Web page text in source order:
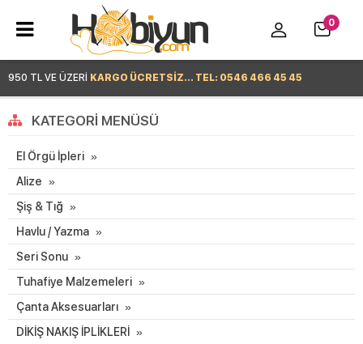
950 TL VE ÜZERİ KARGO ÜCRETSİZ... TEL: 0546 466 45 45
0
KATEGORI MENÜSÜ
El Örgü İpleri
Alize
Şiş & Tığ
Havlu / Yazma
Seri Sonu
Tuhafiye Malzemeleri
Çanta Aksesuarları
DİKİŞ NAKIŞ İPLİKLERİ